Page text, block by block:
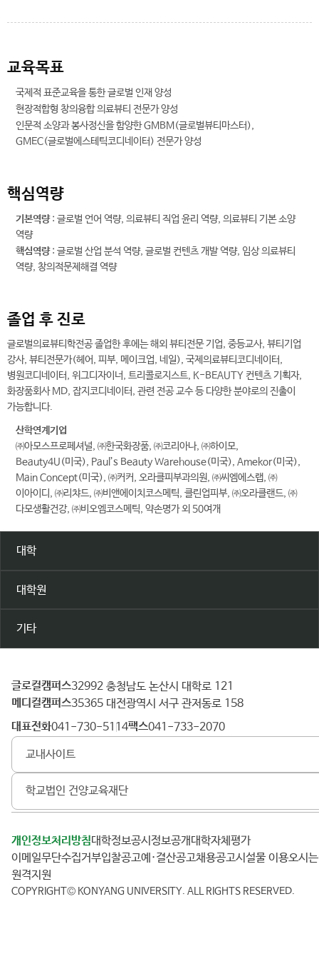
교육목표
국제적 표준교육을 통한 글로벌 인재 양성
현장적합형 창의융합 의료뷰티 전문가 양성
인문적 소양과 봉사정신을 함양한 GMBM(글로벌뷰티마스터),
GMEC(글로벌에스테틱코디네이터) 전문가 양성
핵심역량
기본역량: 글로벌 언어 역량, 의료뷰티 직업 윤리 역량, 의료뷰티 기본 소양
역량
핵심역량: 글로벌 산업 분석 역량, 글로벌 컨텐츠 개발 역량, 임상 의료뷰티
역량, 창의적문제해결 역량
졸업 후 진로
글로벌의료뷰티학전공 졸업한 후에는 해외 뷰티전문 기업, 중등교사, 뷰티기업
강사, 뷰티전문가(헤어, 피부, 메이크업, 네일), 국제의료뷰티코디네이터,
병원코디네이터, 위그디자이너, 트리콜로지스트, K-BEAUTY 컨텐츠 기획자,
화장품회사 MD, 잡지코디네이터, 관련 전공 교수 등 다양한 분야로의 진출이
가능합니다.
산학연계기업
㈜아모스프로페셔널, ㈜한국화장품, ㈜코리아나, ㈜하이모,
Beauty4U(미국), Paul’s Beauty Warehouse(미국), Amekor(미국),
Main Concept(미국), ㈜커커, 오라클피부과의원, ㈜씨엠에스랩, ㈜
이아이디, ㈜리챠드, ㈜비앤에이치코스메틱, 클린업피부, ㈜오라클랜드, ㈜
다모생활건강, ㈜비오엠코스메틱, 약손명가 외 50여개
대학
대학원
기타
건
양
대
학
글로컬캠퍼스 32992 충청남도 논산시 대학로 121
메디컬캠퍼스 35365 대전광역시 서구 관저동로 158
대표전화 041-730-5114 팩스 041-733-2070
교내사이트
학교법인 건양교육재단
개인정보처리방침 대학정보공시 정보공개
대학자체평가
이메일무단수집거부
입찰공고 예·결산공고 채용공고 시설물 이용
오시
원격지원
COPYRIGHT© KONYANG UNIVERSITY. ALL RIGHTS RESERVED.